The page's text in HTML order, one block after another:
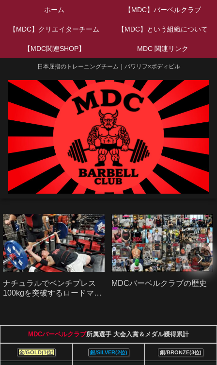
日本屈指のトレーニングチーム｜パワリフ×ボディビル
ホーム 【MDC】バーベルクラブ
【MDC】クリエイターチーム 【MDC】という組織について
【MDC関連SHOP】 MDC 関連リンク
ナチュラルでベンチプレス
100kgを突破するロードマッ
MDCバーベルクラブの歴史
MDCバーベルクラブ所属選手 大会入賞＆メダル獲得累計
金/GOLD(1位) 銀/SILVER(2位) 銅/BRONZE(3位)